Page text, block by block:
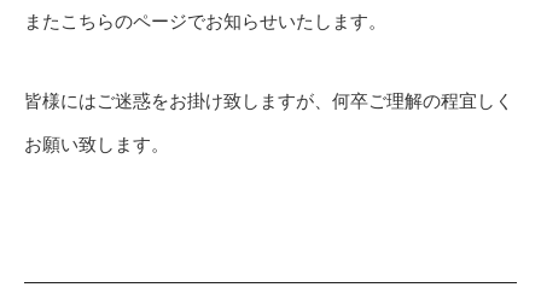
またこちらのページでお知らせいたします。
皆様にはご迷惑をお掛け致しますが、何卒ご理解の程宜しく
お願い致します。